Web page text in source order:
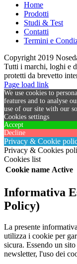
Home
Prodotti
Studi & Test
Contatti
Termini e
Copyright 2019
Tutti i marchi, loghi e
protetti da brevetto
Page load link
We use cookies to
features and to analyse
use of our site with our
Cookies settings
Accept
Decline
Privacy & Cookie
Privacy & Cookies
Cookies list
Cookie name Active
Informativa
Policy)
La presente
utilizza i cookie per
sicura. Essendo un
newsletter, l'uso dei